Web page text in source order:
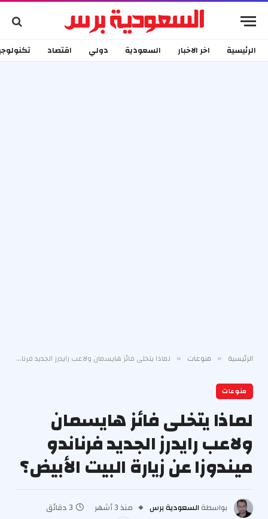
الرئيسية اخر الاخبار السعودية دولي اقتصاد
الرئيسية » منوعات » لماذا يتخلى فائز هايسمان ولاعب رايدرز الجديد فرناندو ميندوزا عن زيارة البيت الأبيض؟
منوعات
لماذا يتخلى فائز هايسمان
ولاعب رايدرز الجديد فرناندو
ميندوزا عن زيارة البيت الأبيض؟
بواسطة السعودية برس منذ 3 أشهر
3 دقائق